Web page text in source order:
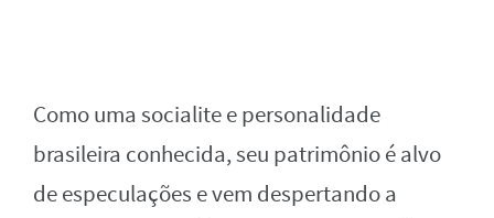
Como uma socialite e personalidade
brasileira conhecida, seu patrimônio é alvo
de especulações e vem despertando a